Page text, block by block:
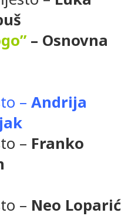
– Osnovna
– Andrija
– Franko
– Neo Loparić